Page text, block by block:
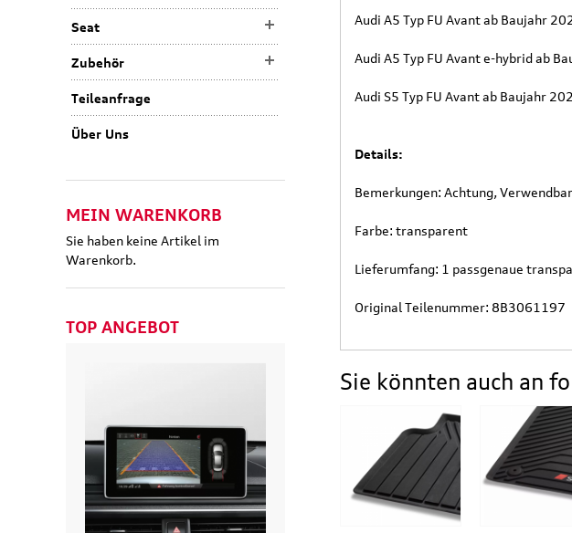
Audi A5 Typ FU Avant ab Baujahr
Audi A5 Typ FU Avant e-hybrid ab
Audi S5 Typ FU Avant ab Baujahr
Details:
Bemerkungen: Achtung,
Farbe: transparent
Lieferumfang: 1 passgenaue
Original Teilenummer: 8B3061197
Sie könnten auch an
Seat
Zubehör
Teileanfrage
Über Uns
MEIN WARENKORB
Sie haben keine Artikel im
Warenkorb.
TOP ANGEBOT